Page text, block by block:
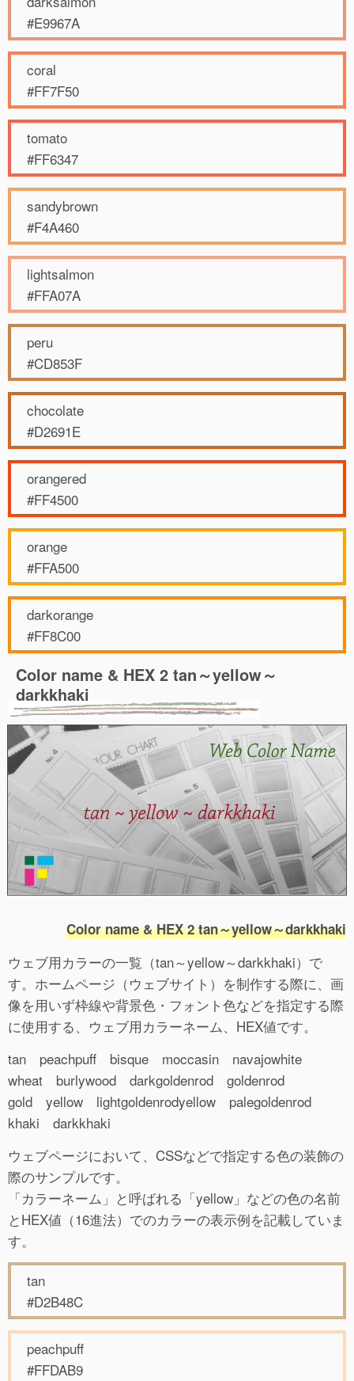
#E9967A
coral
#FF7F50
tomato
#FF6347
sandybrown
#F4A460
lightsalmon
#FFA07A
peru
#CD853F
chocolate
#D2691E
orangered
#FF4500
orange
#FFA500
darkorange
#FF8C00
Color name & HEX 2 tan～yellow～
darkkhaki
Color name & HEX 2 tan～yellow～darkkhaki
ウェブ用カラーの一覧（tan～yellow～darkkhaki）で
す。ホームページ（ウェブサイト）を制作する際に、画
像を用いず枠線や背景色・フォント色などを指定する際
に使用する、ウェブ用カラーネーム、HEX値です。
tan peachpuff bisque moccasin navajowhite
wheat burlywood darkgoldenrod goldenrod
gold yellow lightgoldenrodyellow palegoldenrod
khaki darkkhaki
ウェブページにおいて、CSSなどで指定する色の装飾の
際のサンプルです。
「カラーネーム」と呼ばれる「yellow」などの色の名前
とHEX値（16進法）でのカラーの表示例を記載していま
す。
tan
#D2B48C
peachpuff
#FFDAB9